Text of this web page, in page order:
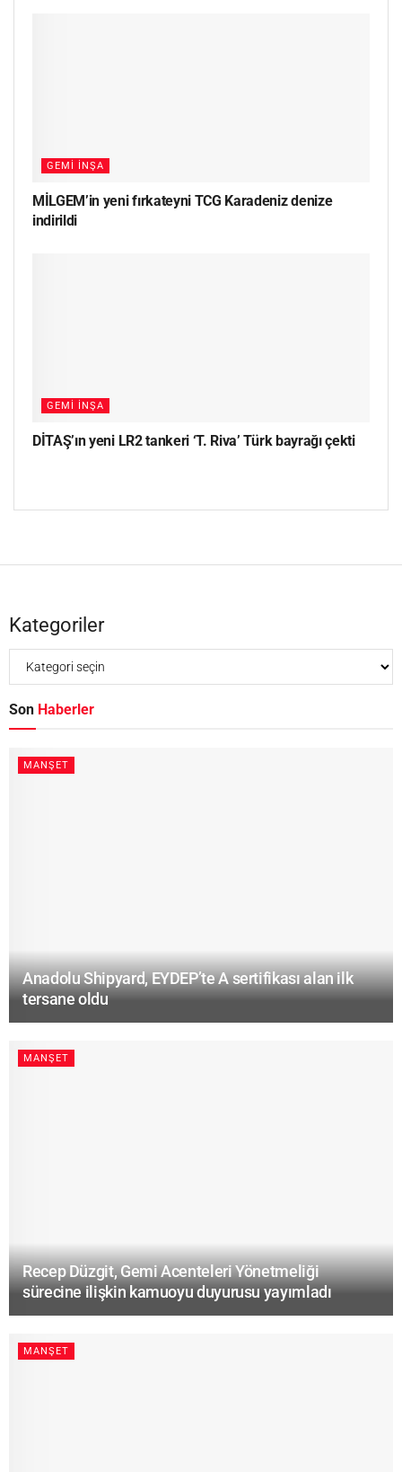
GEMI İNŞA
MİLGEM’in yeni fırkateyni TCG Karadeniz denize
indirildi
GEMI İNŞA
DİTAŞ’ın yeni LR2 tankeri ‘T. Riva’ Türk bayrağı çekti
Kategoriler
Son Haberler
MANŞET
Anadolu Shipyard, EYDEP’te A sertifikası alan ilk
tersane oldu
MANŞET
Recep Düzgit, Gemi Acenteleri Yönetmeliği
sürecine ilişkin kamuoyu duyurusu yayımladı
MANŞET